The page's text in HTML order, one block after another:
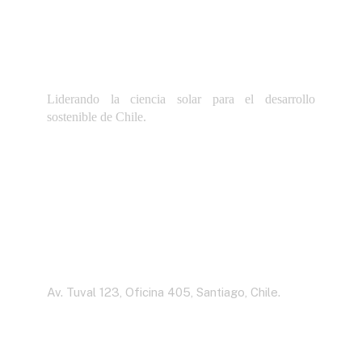
Liderando la ciencia solar para el desarrollo
sostenible de Chile.
Av. Tuval 123, Oficina 405, Santiago, Chile.